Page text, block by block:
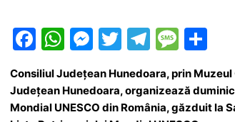
F
a
c
e
W
at
s
M
s
s
T
itt
er
T
e
gr
M
e
s
s
P
ta
je
Consiliul Județean Hunedoara, prin
Județean Hunedoara, organizează
Mondial UNESCO din România, găzduit la